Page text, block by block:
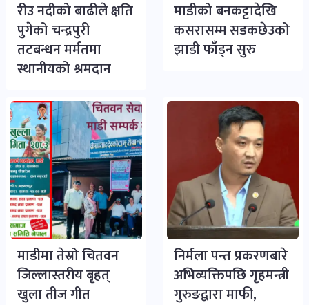
रीउ नदीको बाढीले क्षति
पुगेको चन्द्रपुरी
तटबन्धन मर्मतमा
स्थानीयको श्रमदान
माडीको बनकट्टादेखि
कसरासम्म सडकछेउको
झाडी फाँड्न सुरु
माडीमा तेस्रो चितवन
जिल्लास्तरीय बृहत्
खुला तीज गीत
निर्मला पन्त प्रकरणबारे
अभिव्यक्तिपछि गृहमन्त्री
गुरुङद्वारा माफी,